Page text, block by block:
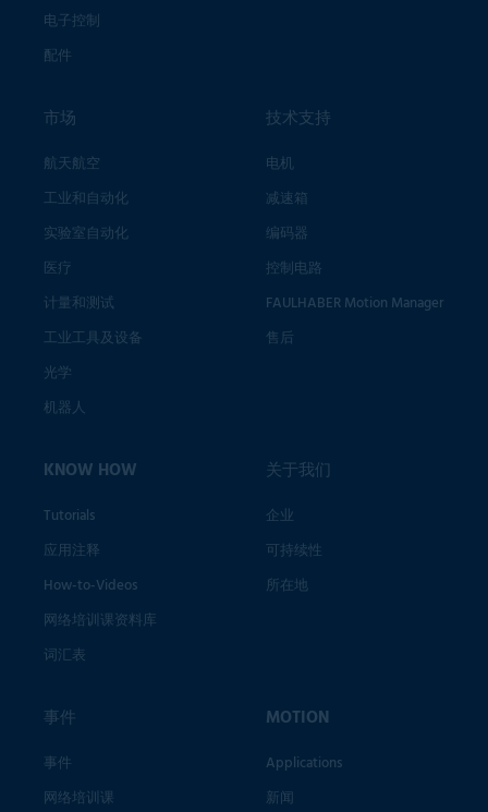
电子控制
配件
市场
航天航空
工业和自动化
实验室自动化
医疗
计量和测试
工业工具及设备
光学
机器人
技术支持
电机
减速箱
编码器
控制电路
FAULHABER Motion Manager
售后
KNOW HOW
Tutorials
应用注释
How-to-Videos
网络培训课资料库
词汇表
关于我们
企业
可持续性
所在地
事件
事件
网络培训课
MOTION
Applications
新闻